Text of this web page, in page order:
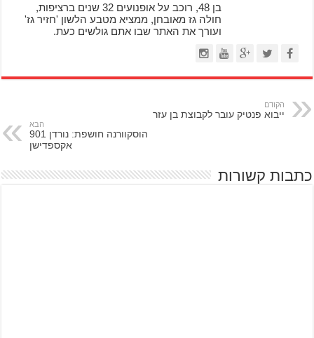
בן 48, רוכב על אופנועים 32 שנים ברציפות,
חולה גז מאובחן, ממציא מטבע הלשון 'חזיר גז'
ועורך את האתר שבו אתם גולשים כעת.
הקודם
ייבוא פנטיק עובר לקבוצת בן עזר
הבא
הוסקוורנה חושפת: נורדן 901
אקספדישן
כתבות קשורות